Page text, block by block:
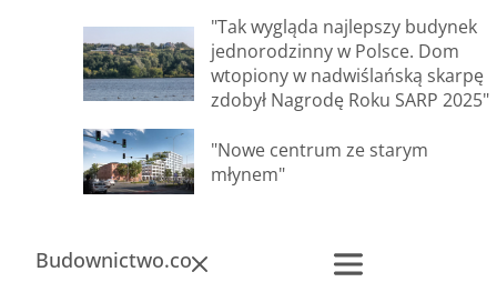
Budownictwo.co
"Tak wygląda najlepszy budynek
jednorodzinny w Polsce. Dom
wtopiony w nadwiślańską skarpę
zdobył Nagrodę Roku SARP 2025"
"Nowe centrum ze starym
młynem"